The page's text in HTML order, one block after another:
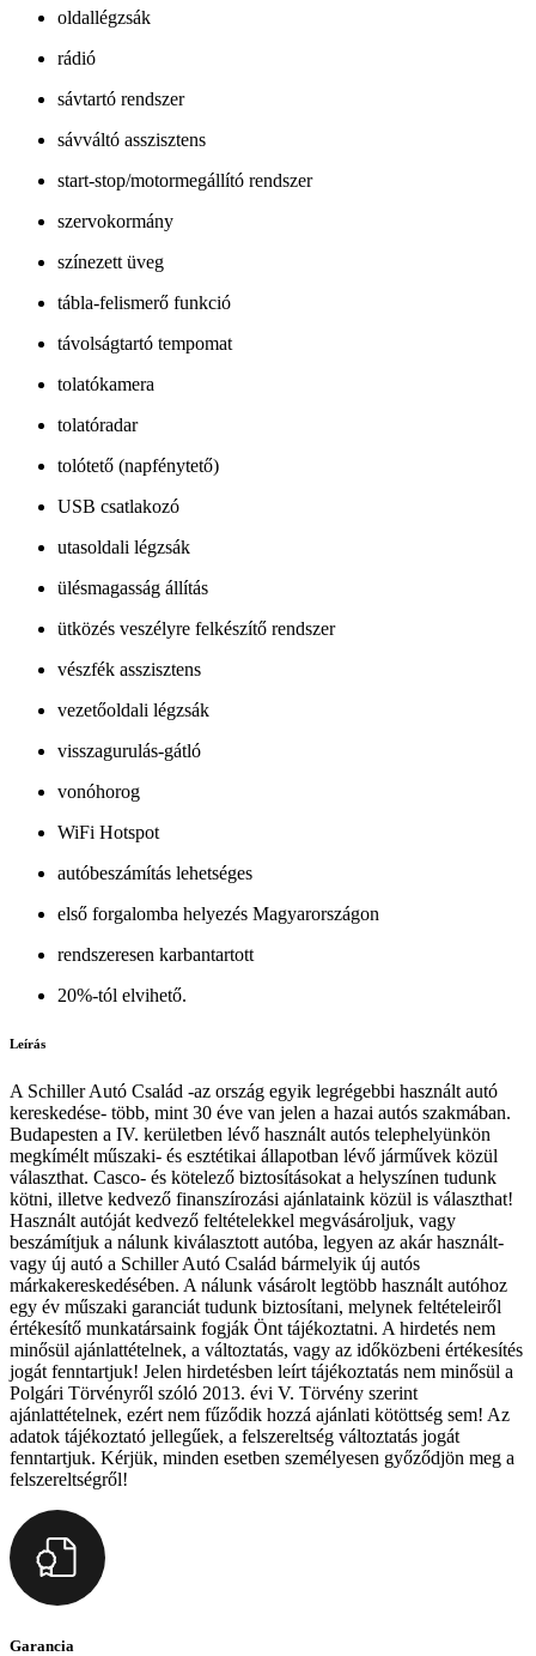
oldallégzsák
rádió
sávtartó rendszer
sávváltó asszisztens
start-stop/motormegállító rendszer
szervokormány
színezett üveg
tábla-felismerő funkció
távolságtartó tempomat
tolatókamera
tolatóradar
tolótető (napfénytető)
USB csatlakozó
utasoldali légzsák
ülésmagasság állítás
ütközés veszélyre felkészítő rendszer
vészfék asszisztens
vezetőoldali légzsák
visszagurulás-gátló
vonóhorog
WiFi Hotspot
autóbeszámítás lehetséges
első forgalomba helyezés Magyarországon
rendszeresen karbantartott
20%-tól elvihető.
Leírás
A Schiller Autó Család -az ország egyik legrégebbi használt autó
kereskedése- több, mint 30 éve van jelen a hazai autós szakmában.
Budapesten a IV. kerületben lévő használt autós telephelyünkön
megkímélt műszaki- és esztétikai állapotban lévő járművek közül
választhat. Casco- és kötelező biztosításokat a helyszínen tudunk
kötni, illetve kedvező finanszírozási ajánlataink közül is választhat!
Használt autóját kedvező feltételekkel megvásároljuk, vagy
beszámítjuk a nálunk kiválasztott autóba, legyen az akár használt-
vagy új autó a Schiller Autó Család bármelyik új autós
márkakereskedésében. A nálunk vásárolt legtöbb használt autóhoz
egy év műszaki garanciát tudunk biztosítani, melynek feltételeiről
értékesítő munkatársaink fogják Önt tájékoztatni. A hirdetés nem
minősül ajánlattételnek, a változtatás, vagy az időközbeni értékesítés
jogát fenntartjuk! Jelen hirdetésben leírt tájékoztatás nem minősül a
Polgári Törvényről szóló 2013. évi V. Törvény szerint
ajánlattételnek, ezért nem fűződik hozzá ajánlati kötöttség sem! Az
adatok tájékoztató jellegűek, a felszereltség változtatás jogát
fenntartjuk. Kérjük, minden esetben személyesen győződjön meg a
felszereltségről!
Garancia